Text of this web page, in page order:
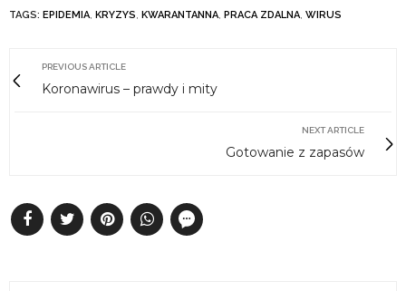
TAGS: EPIDEMIA, KRYZYS, KWARANTANNA, PRACA ZDALNA, WIRUS
PREVIOUS ARTICLE
Koronawirus – prawdy i mity
NEXT ARTICLE
Gotowanie z zapasów